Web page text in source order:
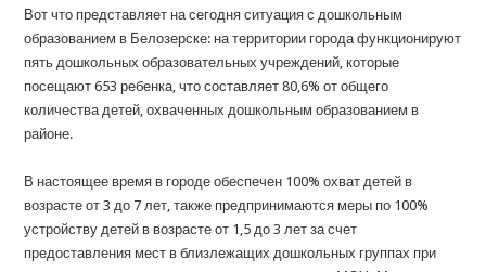
Вот что представляет на сегодня ситуация с дошкольным
образованием в Белозерске: на территории города функционируют
пять дошкольных образовательных учреждений, которые
посещают 653 ребенка, что составляет 80,6% от общего
количества детей, охваченных дошкольным образованием в
районе.
В настоящее время в городе обеспечен 100% охват детей в
возрасте от 3 до 7 лет, также предпринимаются меры по 100%
устройству детей в возрасте от 1,5 до 3 лет за счет
предоставления мест в близлежащих дошкольных группах при